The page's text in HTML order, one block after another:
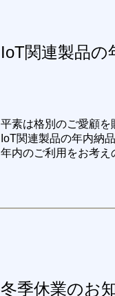
IoT関連製品
平素は格別のご愛顧を
IoT関連製品の年内納
年内のご利用をお考え
冬季休業のお